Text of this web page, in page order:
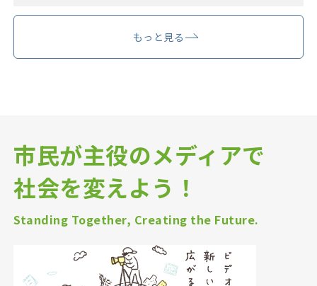
もっと見る
市民が主役のメディアで
社会を変えよう！
Standing Together, Creating the Future.